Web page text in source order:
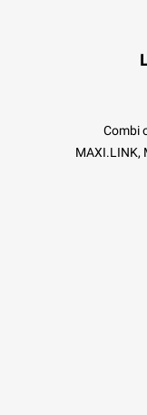
Combi
MAXI.LINK,